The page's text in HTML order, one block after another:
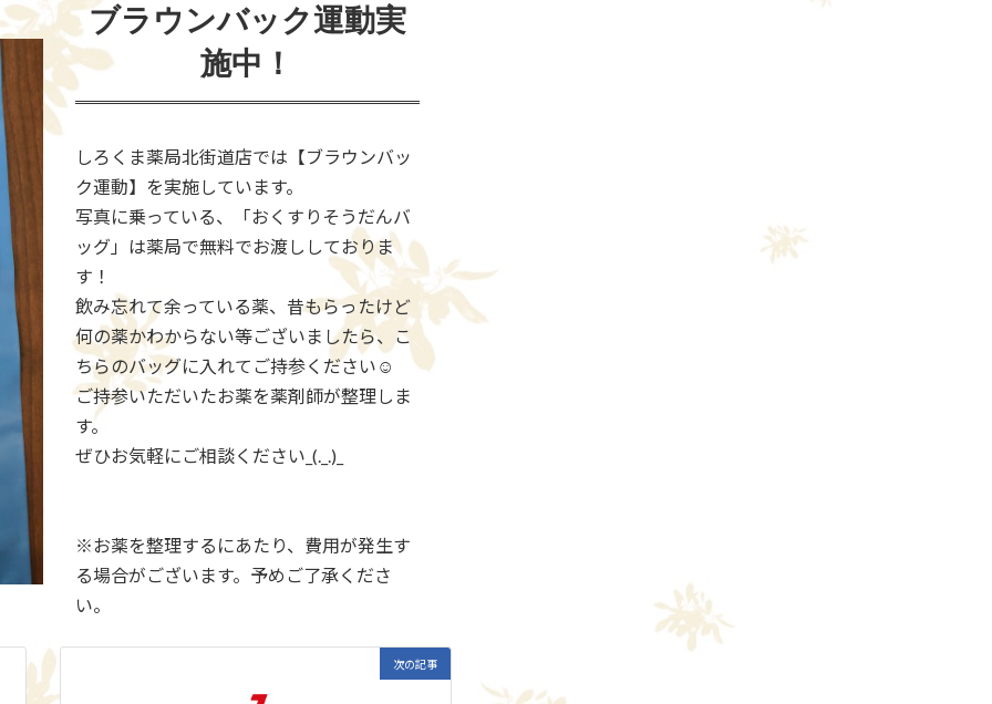
ブラウンバック運動実
施中！
しろくま薬局北街道店では【ブラウンバッ
ク運動】を実施しています。
写真に乗っている、「おくすりそうだんバ
ッグ」は薬局で無料でお渡ししておりま
す！
飲み忘れて余っている薬、昔もらったけど
何の薬かわからない等ございましたら、こ
ちらのバッグに入れてご持参ください☺
ご持参いただいたお薬を薬剤師が整理しま
す。
ぜひお気軽にご相談ください_(._.)_
※お薬を整理するにあたり、費用が発生す
る場合がございます。予めご了承くださ
い。
次の記事